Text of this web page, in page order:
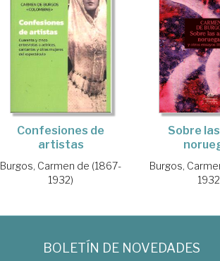
Confesiones de
artistas
Burgos, Carmen de (1867-
1932)
Sobre
Burgos,
BOLETÍN DE NOVEDADES